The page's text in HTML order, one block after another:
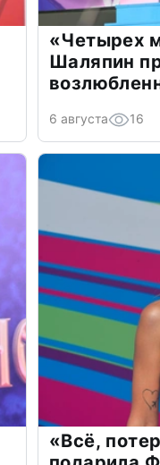
«Четырех
Шаляпин
6 августа 16
«Всё,